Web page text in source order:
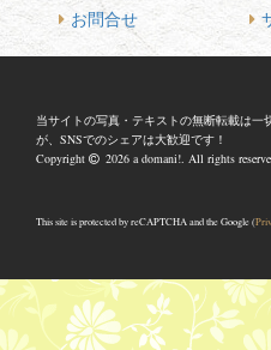
お問合せ
当サイトの写真・テキストの無断転載は一
が、SNSでのシェアは大歓迎です！
Copyright
2026 a domani!. All rights
This site is protected by reCAPTCHA and the Google (